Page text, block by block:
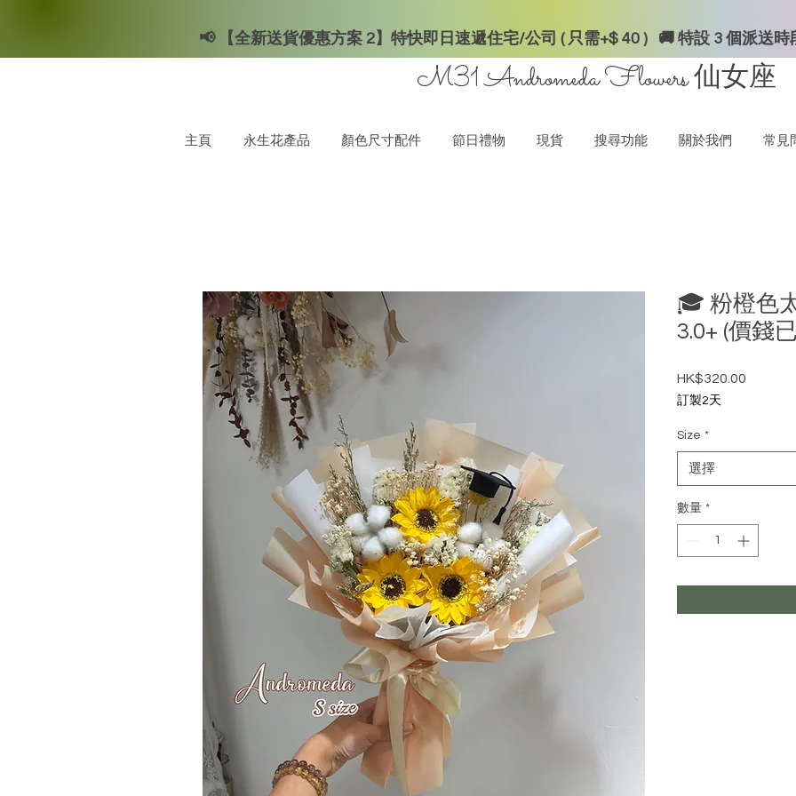
📢 【全新送貨優惠方案 2】特快即日速遞住宅/公司 ( 只需+$ 40 ) 🚚 特設 3 個派送時
M31 Andromeda Flowers 仙女座
主頁 永生花產品 顏色尺寸配件 節日禮物 現貨 搜尋功能 關於我們 常見
🎓 粉橙色
3.0+ (價錢
HK$320.00
訂製2天
Size *
選擇
數量 *